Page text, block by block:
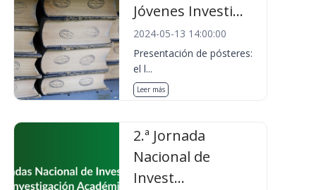
Jóvenes Investi...
2024-05-13 14:00:00
Presentación de pósteres:
el l...
Leer más
2.ª Jornada
Nacional de
Invest...